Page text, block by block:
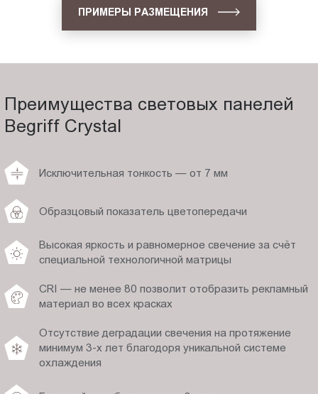
ПРИМЕРЫ РАЗМЕЩЕНИЯ
Преимущества световых панелей
Begriff Crystal
Исключительная тонкость — от 7 мм
Образцовый показатель цветопередачи
Высокая яркость и равномерное свечение за счёт
специальной технологичной матрицы
CRI — не менее 80 позволит отобразить рекламный
материал во всех красках
Отсутствие деградации свечения на протяжение
минимум 3-х лет благодоря уникальной системе
охлаждения